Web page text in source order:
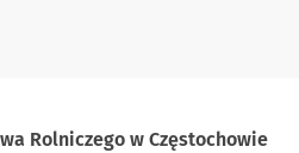
Rolniczego w Częstochowie